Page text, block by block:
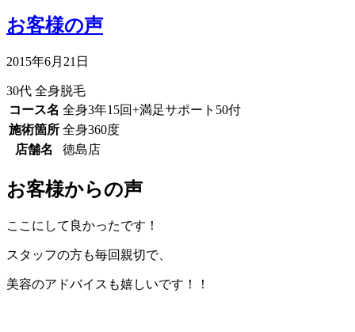
お客様の声
2015年6月21日
30代 全身脱毛
コース名 全身3年15回+満足サポート50付
施術箇所 全身360度
店舗名
徳島店
お客様からの声
ここにして良かったです！
スタッフの方も毎回親切で、
美容のアドバイスも嬉しいです！！